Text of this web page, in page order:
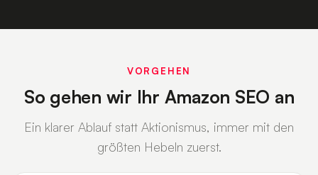
VORGEHEN
So gehen wir Ihr Amazon SEO an
Ein klarer Ablauf statt Aktionismus, immer mit den
größten Hebeln zuerst.